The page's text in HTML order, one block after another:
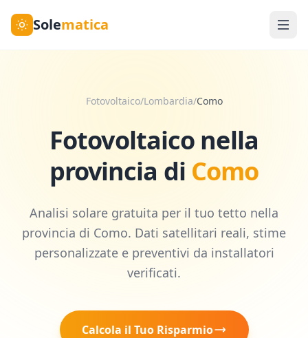
Solematica
Fotovoltaico/Lombardia/Como
Fotovoltaico nella
provincia di Como
Analisi solare gratuita per il tuo tetto nella
provincia di Como. Dati satellitari reali, stime
personalizzate e preventivi da installatori
verificati.
Calcola il Tuo Risparmio